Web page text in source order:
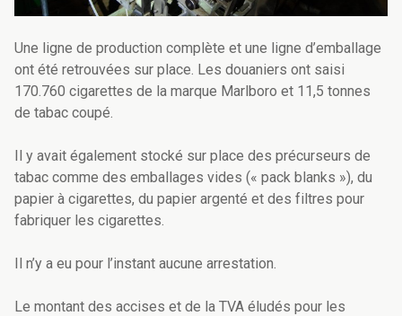
Une ligne de production complète et une ligne d’emballage
ont été retrouvées sur place. Les douaniers ont saisi
170.760 cigarettes de la marque Marlboro et 11,5 tonnes
de tabac coupé.
Il y avait également stocké sur place des précurseurs de
tabac comme des emballages vides (« pack blanks »), du
papier à cigarettes, du papier argenté et des filtres pour
fabriquer les cigarettes.
Il n’y a eu pour l’instant aucune arrestation.
Le montant des accises et de la TVA éludés pour les